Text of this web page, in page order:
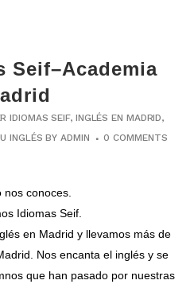
Seif–Academia
IDIOMAS SEIF, INGLÉS EN MADRID,
INGLÉS BYADMIN
0 COMMENTS
nos conoces.
Idiomas Seif.
en Madrid y llevamos más de
Nos encanta el inglés y se
que han pasado por nuestras